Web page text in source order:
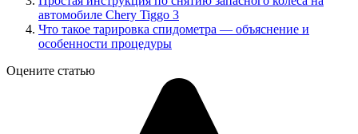
автомобиле Chery Tiggo 3
Что такое тарировка спидометра — объяснение и
особенности процедуры
Оцените статью